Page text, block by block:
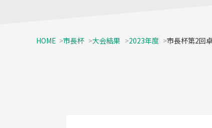
HOME 市長杯 大会結果 2023年度 市長杯第2回